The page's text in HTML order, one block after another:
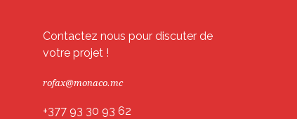
Contactez nous pour discuter de
votre projet !
rofax@monaco.mc
+377 93 30 93 62